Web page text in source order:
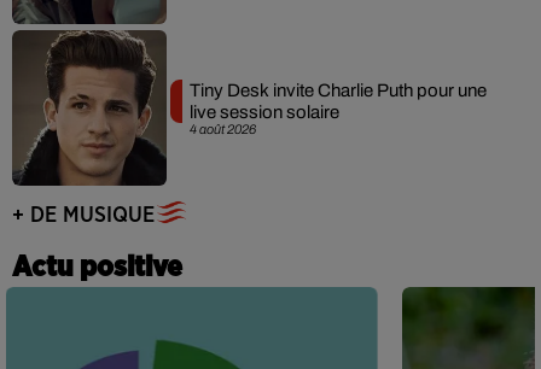
4 août 2026
Tiny Desk invite Charlie Puth pour une
live session solaire
+ DE MUSIQUE
Actu positive